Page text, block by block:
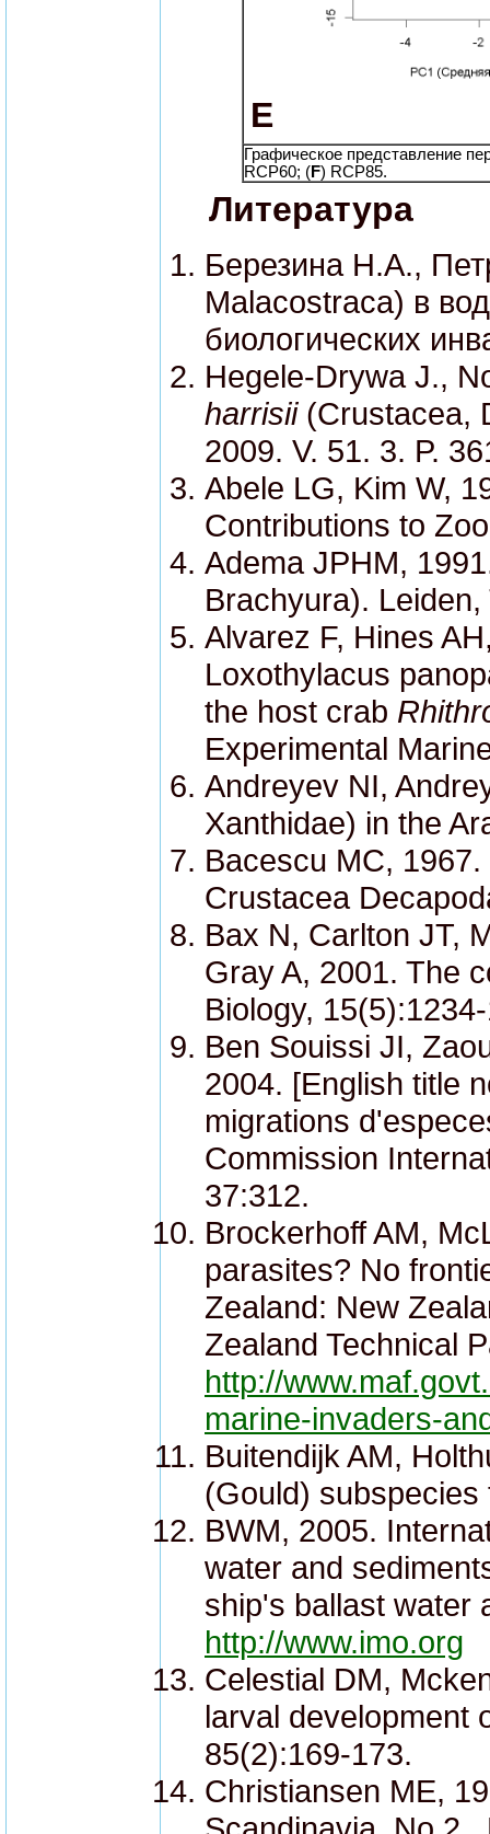
E
Графическое представление
RCP60; (F) RCP85.
Литература
Березина Н.А.,
Malacostraca) в
биологических
Hegele-Drywa J.,
harrisii(Crustacea,
2009. V. 51. 3. P.
Abele LG, Kim W,
Contributions to
Adema JPHM,
Brachyura).
Alvarez F, Hines
Loxothylacus
the host crab
Experimental
Andreyev NI,
Xanthidae) in the
Bacescu MC,
Crustacea
Bax N, Carlton JT,
Gray A, 2001. The
Biology,
Ben Souissi JI,
2004. [English title
migrations
Commission
37:312.
Brockerhoff AM,
parasites? No
Zealand: New
Zealand Technical
http://
marine-invaders-
Buitendijk AM,
(Gould)
BWM, 2005.
water and
ship's ballast water
http://www.imo.org
Celestial DM,
larval development
85(2):169-173.
Christiansen ME,